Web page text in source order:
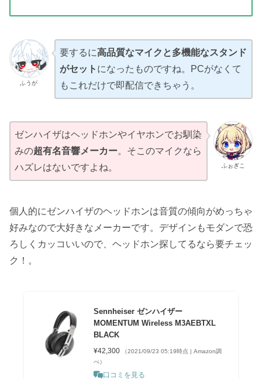
ふうが
要するに高品質なマイクと多機能なスタンド
がセット になったものですね。PCがなくて
もこれだけで即配信できちゃう。
ふぉぎこ
ゼンハイザはヘッドホンやイヤホンでお馴染
みの超有名音響メーカー。そこのマイクなら
ハズレはないですよね。
個人的にゼンハイザのヘッドホンは音質の傾向がめっちゃ
好みなので大好きなメーカーです。デザインもモダンで恐
ろしくカッコいいので、ヘッドホン探してるなら要チェッ
ク！。
Sennheiser ゼンハイザー
MOMENTUM Wireless M3AEBTXL
BLACK
¥42,300
（2021/09/23 05:19時点 | Amazon調
べ）
口コミを見る